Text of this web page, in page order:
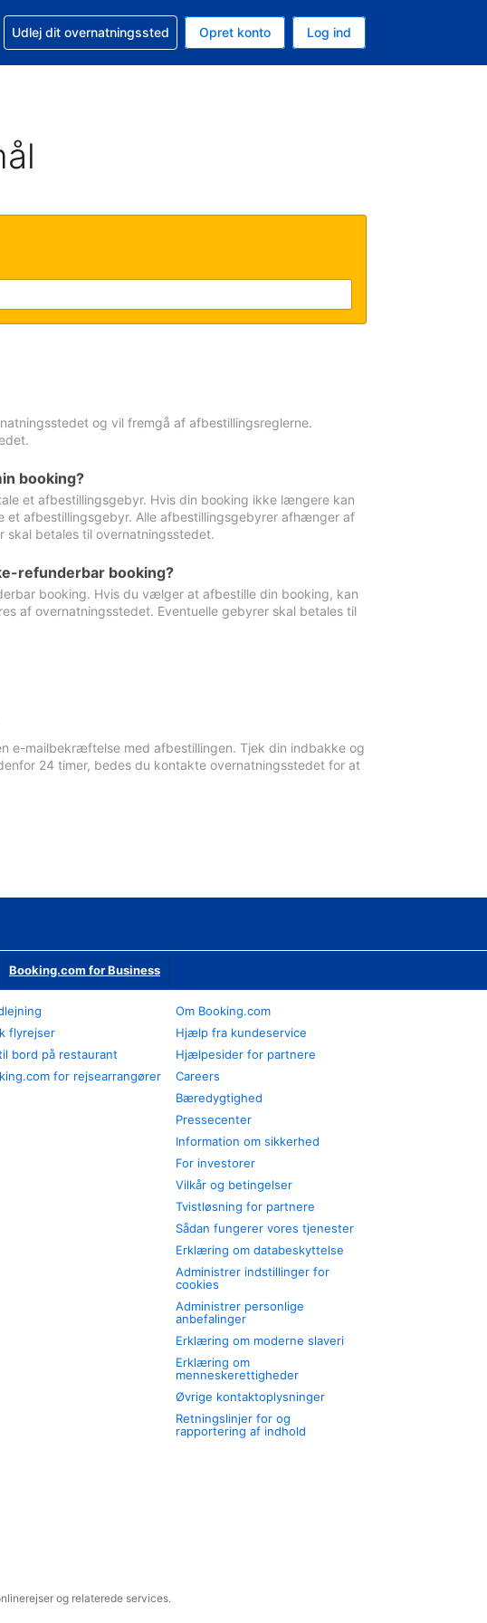
valuta er Danske kroner
Dit nuværende sprog er Dansk
hjælp til en booking
Udlej dit overnatningssted Opret konto Log ind
og vil fremgå af afbestillingsreglerne.
booking?
et afbestillingsgebyr. Hvis din booking ikke længere kan
afbestillingsgebyr. Alle afbestillingsgebyrer afhænger af
skal betales til overnatningsstedet.
refunderbar booking?
booking. Hvis du vælger at afbestille din booking, kan
af overnatningsstedet. Eventuelle gebyrer skal betales til
e-mailbekræftelse med afbestillingen. Tjek din indbakke og
24 timer, bedes du kontakte overnatningsstedet for at
Booking.com for Business
flyrejser
bord på restaurant
for rejsearrangører
Om Booking.com
Hjælp fra kundeservice
Hjælpesider for partnere
Careers
Bæredygtighed
Pressecenter
Information om sikkerhed
For investorer
Vilkår og betingelser
Tvistløsning for partnere
Sådan fungerer vores tjenester
Erklæring om databeskyttelse
Administrer indstillinger for
cookies
Administrer personlige
anbefalinger
Erklæring om moderne slaveri
Erklæring om
menneskerettigheder
Øvrige kontaktoplysninger
Retningslinjer for og
rapportering af indhold
og relaterede services.